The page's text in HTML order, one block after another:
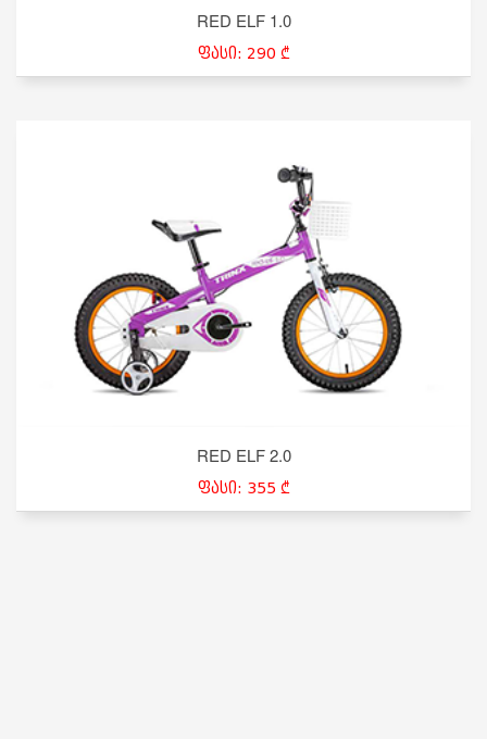
RED ELF 1.0
ფასი: 290 ₾
RED ELF 2.0
ფასი: 355 ₾